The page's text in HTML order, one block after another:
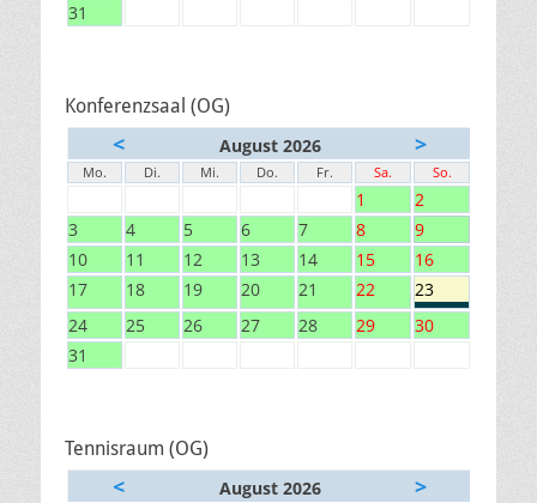
31
Konferenzsaal (OG)
< August 2026 >
Mo. Di. Mi. Do. Fr. Sa. So.
1
2
3
4 5 6 7 8
9
10
11 12 13 14 15
16
17
18 19 20 21 22
23
24
25 26 27 28 29
30
31
Tennisraum (OG)
< August 2026 >